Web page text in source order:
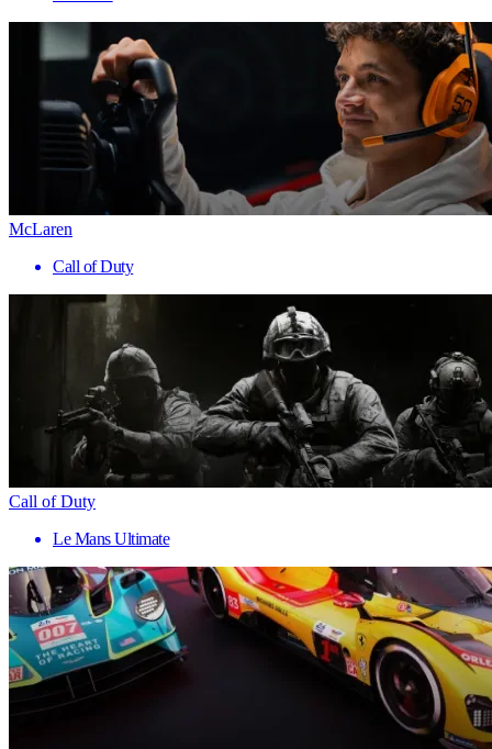
McLaren
Call of Duty
Call of Duty
Le Mans Ultimate